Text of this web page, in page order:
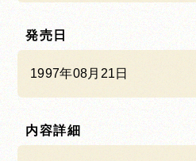
発売日
1997年08月21日
内容詳細